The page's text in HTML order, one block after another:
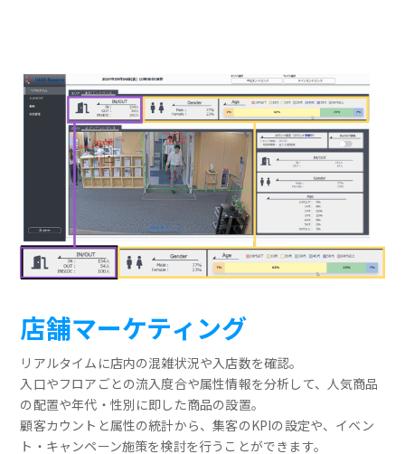
店舗マーケティング
リアルタイムに店内の混雑状況や入店数を確認。
入口やフロアごとの流入度合や属性情報を分析して、人気商品
の配置や年代・性別に即した商品の設置。
顧客カウントと属性の統計から、集客のKPIの設定や、イベン
ト・キャンペーン施策を検討を行うことができます。